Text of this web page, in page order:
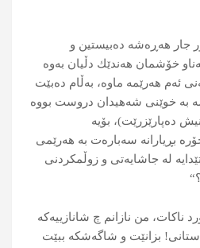
جار هەڕەشە ده‌بیستین و
خۆشمان هه‌ندێك دڵیان به‌وه‌
ئه‌م هه‌رێمه‌ ماوه‌، به‌ڵام ده‌بێت
به‌ خوێنی شه‌هیدان دروست بووه‌
ده‌پارێزرێت)، بۆیە
بڕیارانه‌ سه‌باره‌ت به‌ هه‌رێمی
له‌ جاشایه‌تی و زوڵمكردنی
ناكات، من نازانم چ شانازییه‌كه‌
بزانێت و شاگه‌شكه‌ ببێت